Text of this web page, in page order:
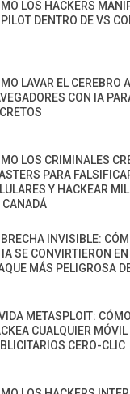
LOS HACKERS
DENTRO DE VS
LAVAR EL CEREBRO
CON IA
LOS CRIMINALES
PARA
Y HACKEAR
CANADÁ
BRECHA INVISIBLE:
IA SE CONVIRTIERON
MÁS PELIGROSA
METASPLOIT:
CUALQUIER MÓVIL
CERO-CLIC